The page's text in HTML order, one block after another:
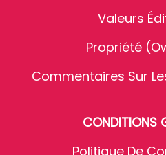
Valeurs
Propriété
Commentaires Sur
CONDITIONS
Politique De